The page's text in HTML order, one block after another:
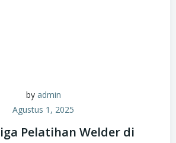
by admin
Agustus 1, 2025
Pelatihan Welder di